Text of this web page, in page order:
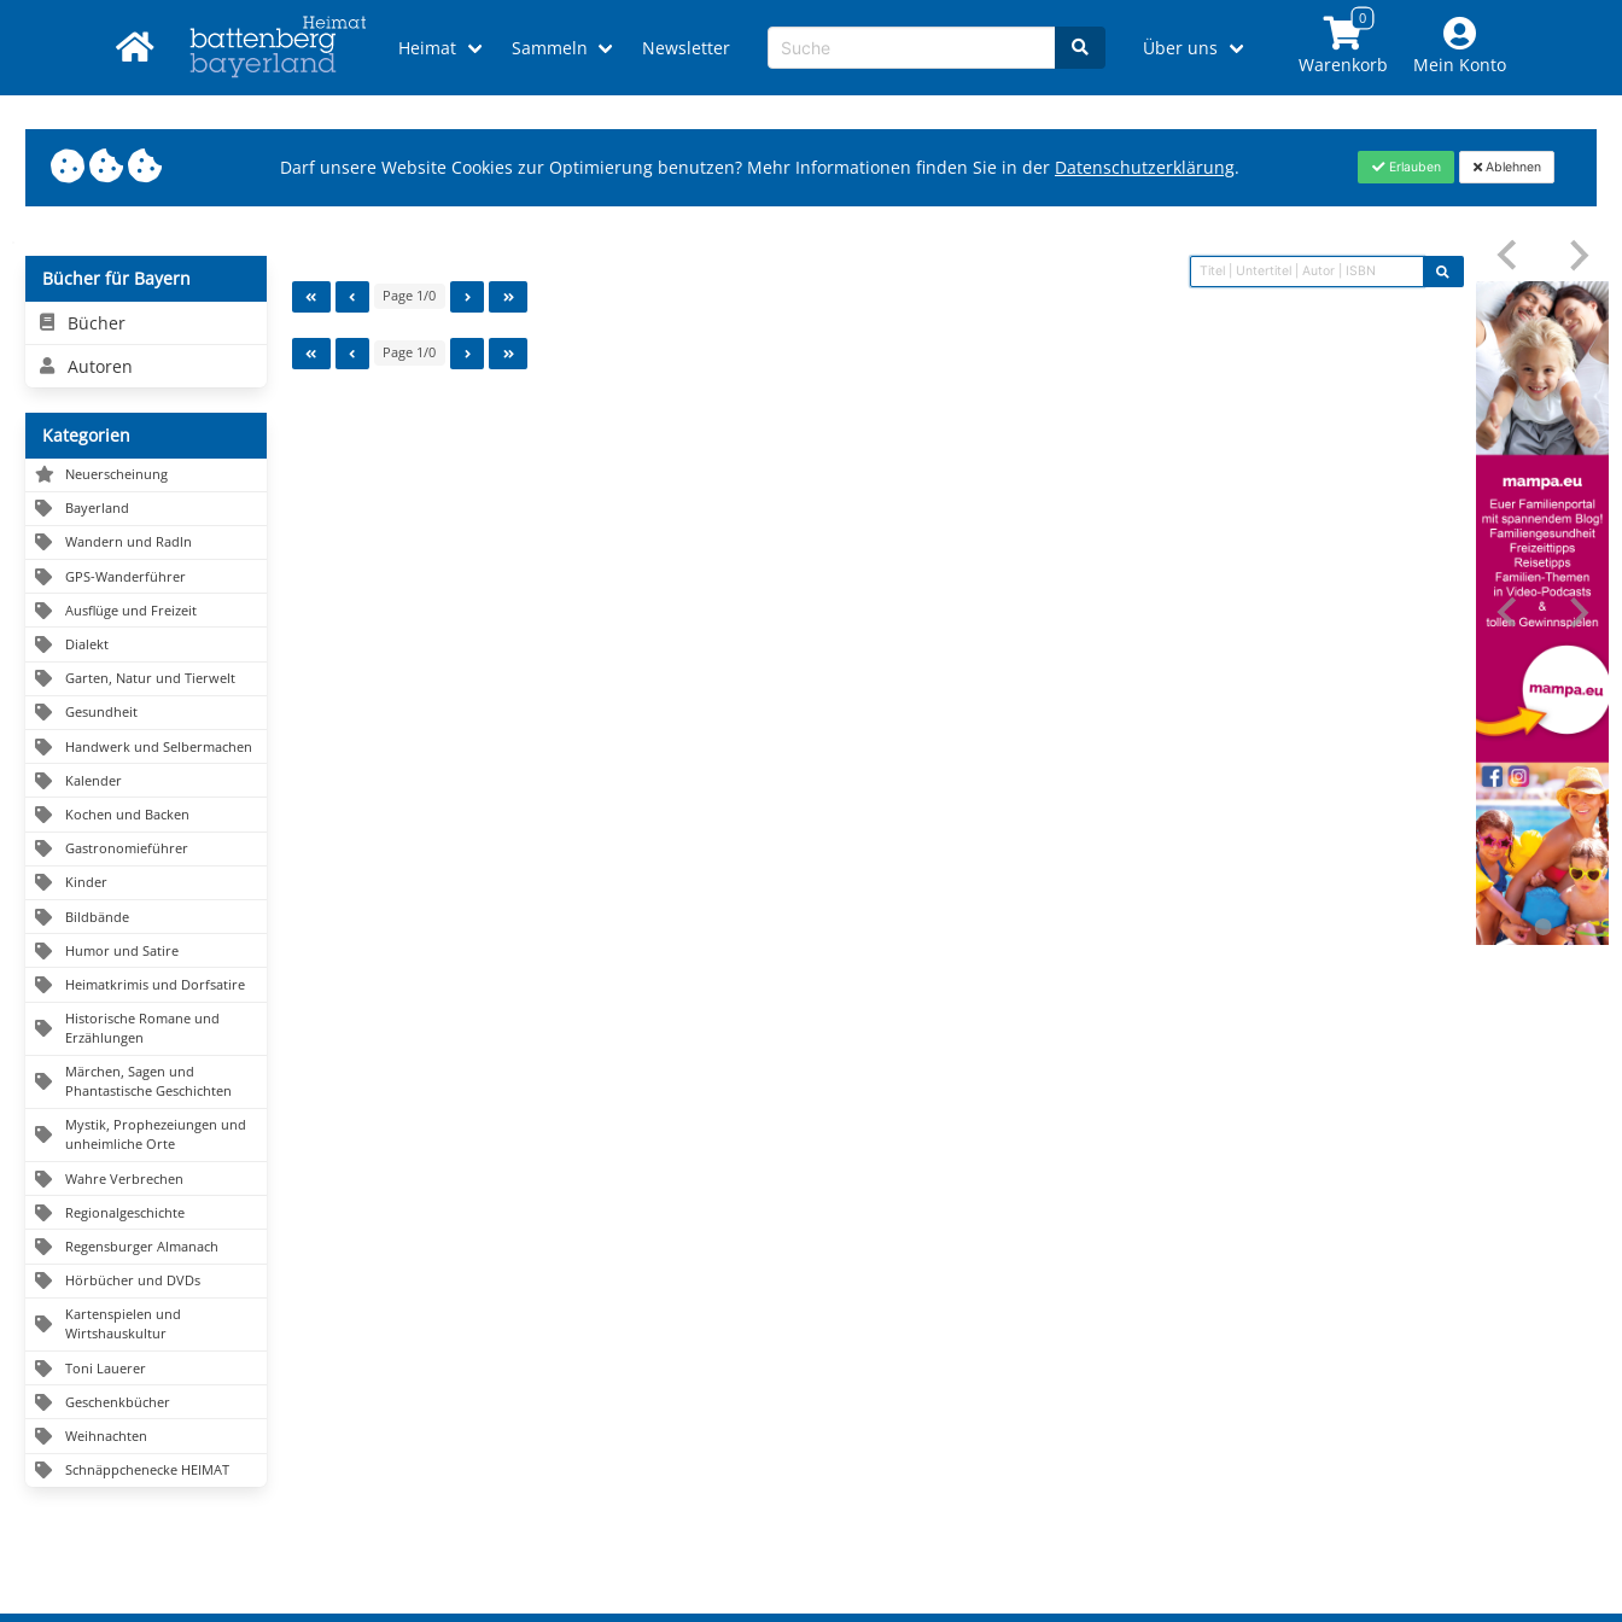
Heimat Sammeln Newsletter Über uns
Warenkorb Mein Konto
Darf unsere Website Cookies zur Optimierung benutzen? Mehr Informationen finden Sie in der Datenschutzerklärung. Erlauben Ablehnen
Bücher für Bayern
Bücher
Autoren
Kategorien
Neuerscheinung
Bayerland
Wandern und Radln
GPS-Wanderführer
Ausflüge und Freizeit
Dialekt
Garten, Natur und Tierwelt
Gesundheit
Handwerk und Selbermachen
Kalender
Kochen und Backen
Gastronomieführer
Kinder
Bildbände
Humor und Satire
Heimatkrimis und Dorfsatire
Historische Romane und
Erzählungen
Märchen, Sagen und
Phantastische Geschichten
Mystik, Prophezeiungen und
unheimliche Orte
Wahre Verbrechen
Regionalgeschichte
Regensburger Almanach
Hörbücher und DVDs
Kartenspielen und
Wirtshauskultur
Toni Lauerer
Geschenkbücher
Weihnachten
Schnäppchenecke HEIMAT
Page 1/0
Page 1/0